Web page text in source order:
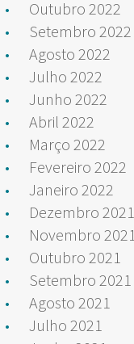
Outubro 2022
Setembro 2022
Agosto 2022
Julho 2022
Junho 2022
Abril 2022
Março 2022
Fevereiro 2022
Janeiro 2022
Dezembro 2021
Novembro 2021
Outubro 2021
Setembro 2021
Agosto 2021
Julho 2021